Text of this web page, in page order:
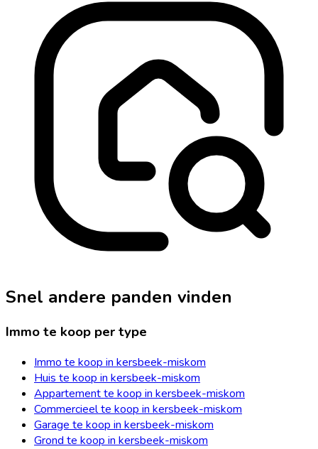
Snel andere panden vinden
Immo te koop per type
Immo te koop in kersbeek-miskom
Huis te koop in kersbeek-miskom
Appartement te koop in kersbeek-miskom
Commercieel te koop in kersbeek-miskom
Garage te koop in kersbeek-miskom
Grond te koop in kersbeek-miskom